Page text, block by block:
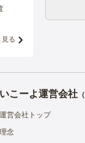
見る
いこーよ運営会社（
運営会社トップ
理念